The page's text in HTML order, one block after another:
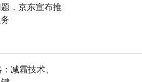
，京东宣布推
减霜技术、